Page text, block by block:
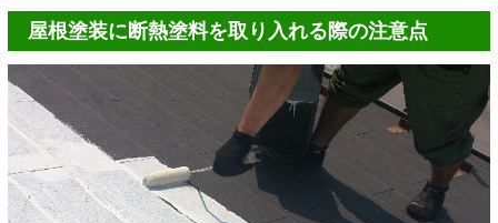
屋根塗装に断熱塗料を取り入れる際の注意点